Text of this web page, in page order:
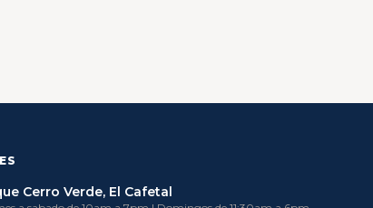
Cerro Verde, El Cafetal